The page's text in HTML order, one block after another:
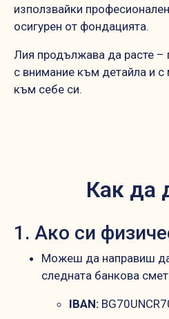
използвайки
осигурен от фондацията.
Лия продължава да расте –
с внимание към детайла и с
към себе си.
Как да
1. Ако си
Можеш да направиш
следната банкова
IBAN: